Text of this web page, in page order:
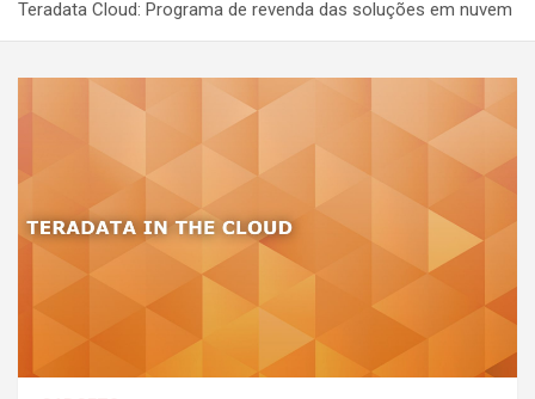
Teradata Cloud: Programa de revenda das soluções em nuvem